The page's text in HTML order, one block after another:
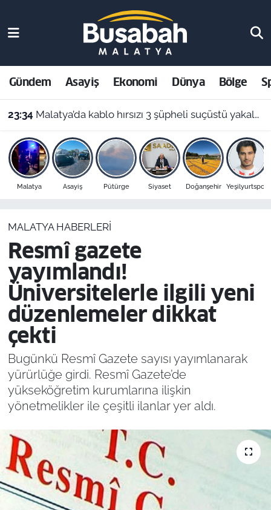
Gündem Asayiş Ekonomi Dünya Bölge
23:34 Malatya’da kablo hırsızı 3 şüpheli suçüstü yakalanarak tutuklandı
Malatya Asayiş Pütürge Siyaset Doğanşehir Yeşilyurtspor
MALATYA HABERLERI
Resmî gazete
yayımlandı!
Üniversitelerle ilgili yeni
düzenlemeler dikkat
çekti
Bugünkü Resmî Gazete sayısı yayımlanarak
yürürlüğe girdi. Resmî Gazete’de
yükseköğretim kurumlarına ilişkin
yönetmelikler ile çeşitli ilanlar yer aldı.
Asayiş
Ekonomi
Dünya
Bölge
Resmi İlanlar
Malatya Nöbetçi Eczaneler
Malatya Hava Durumu
Malatya Namaz Vakitleri
Malatya Trafik Yoğunluk Haritası
Süper Lig Puan Durumu ve Fikstür
Son Dakika Haberleri
Haber Arşivi